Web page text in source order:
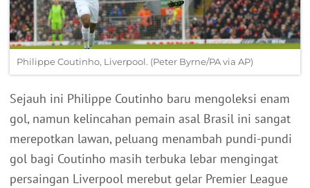
Philippe Coutinho, Liverpool. (Peter Byrne/PA via AP)
Sejauh ini Philippe Coutinho baru mengoleksi enam
gol, namun kelincahan pemain asal Brasil ini sangat
merepotkan lawan, peluang menambah pundi-pundi
gol bagi Coutinho masih terbuka lebar mengingat
persaingan Liverpool merebut gelar Premier League